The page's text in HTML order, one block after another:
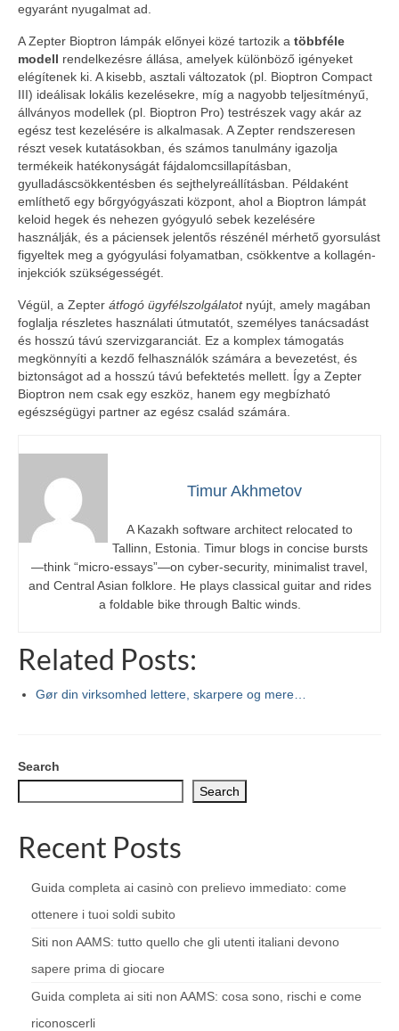
egyaránt nyugalmat ad.
A Zepter Bioptron lámpák előnyei közé tartozik a többféle
modell rendelkezésre állása, amelyek különböző igényeket
elégítenek ki. A kisebb, asztali változatok (pl. Bioptron Compact
III) ideálisak lokális kezelésekre, míg a nagyobb teljesítményű,
állványos modellek (pl. Bioptron Pro) testrészek vagy akár az
egész test kezelésére is alkalmasak. A Zepter rendszeresen
részt vesek kutatásokban, és számos tanulmány igazolja
termékeik hatékonyságát fájdalomcsillapításban,
gyulladáscsökkentésben és sejthelyreállításban. Példaként
említhető egy bőrgyógyászati központ, ahol a Bioptron lámpát
keloid hegek és nehezen gyógyuló sebek kezelésére
használják, és a páciensek jelentős részénél mérhető gyorsulást
figyeltek meg a gyógyulási folyamatban, csökkentve a kollagén-
injekciók szükségességét.
Végül, a Zepter átfogó ügyfélszolgálatotnyújt, amely magában
foglalja részletes használati útmutatót, személyes tanácsadást
és hosszú távú szervizgaranciát. Ez a komplex támogatás
megkönnyíti a kezdő felhasználók számára a bevezetést, és
biztonságot ad a hosszú távú befektetés mellett. Így a Zepter
Bioptron nem csak egy eszköz, hanem egy megbízható
egészségügyi partner az egész család számára.
Timur Akhmetov
A Kazakh software architect relocated to
Tallinn, Estonia. Timur blogs in concise bursts
—think “micro-essays”—on cyber-security, minimalist travel,
and Central Asian folklore. He plays classical guitar and rides
a foldable bike through Baltic winds.
Related Posts:
Gør din virksomhed lettere, skarpere og mere…
Search
Search
Recent Posts
Guida completa ai casinò con prelievo immediato: come
ottenere i tuoi soldi subito
Siti non AAMS: tutto quello che gli utenti italiani devono
sapere prima di giocare
Guida completa ai siti non AAMS: cosa sono, rischi e come
riconoscerli